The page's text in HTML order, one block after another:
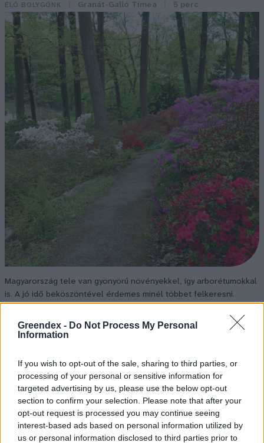
Greendex - Do Not Process My Personal
Information
If you wish to opt-out of the sale, sharing to third parties, or
processing of your personal or sensitive information for
targeted advertising by us, please use the below opt-out
section to confirm your selection. Please note that after your
opt-out request is processed you may continue seeing
interest-based ads based on personal information utilized by
us or personal information disclosed to third parties prior to
ÉLŐ BOLYGÓNK Granát-Galló Tímea 5 perc
Magyarország tele van gyönyörű növényekkel, így arborétumokkal
is. A jó idő beköszöntével érdemes minél többet felkeresni.
Fővárosi Állatkert
ÉLŐ BOLYGÓNK
Szedd magad őszibarack: itt vannak
a legjobb lelőhelyek!